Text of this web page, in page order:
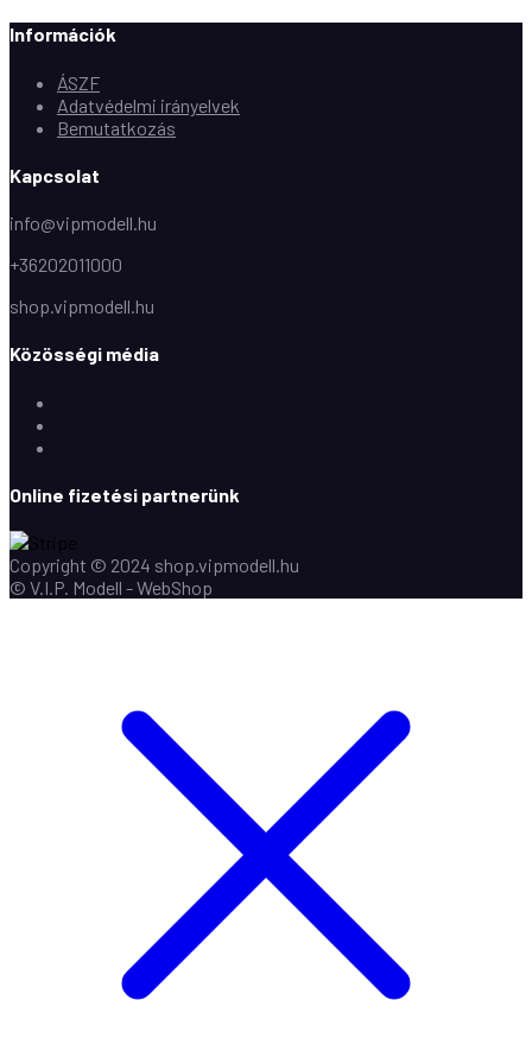
Információk
ÁSZF
Adatvédelmi irányelvek
Bemutatkozás
Kapcsolat
info@vipmodell.hu
+36202011000
shop.vipmodell.hu
Közösségi média
Online fizetési partnerünk
Copyright © 2024 shop.vipmodell.hu
© V.I.P. Modell - WebShop